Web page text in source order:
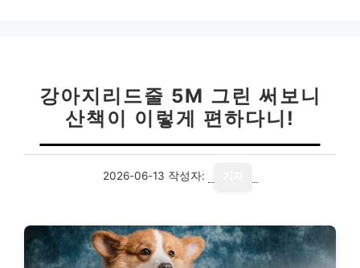
강아지리드줄 5M 그린 써보니
산책이 이렇게 편하다니!
2026-06-13 작성자: